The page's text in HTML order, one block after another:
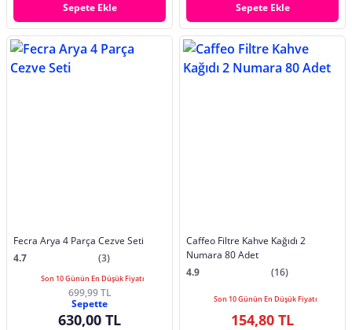
Sepete Ekle Sepete Ekle
Fecra Arya 4 Parça Cezve Seti
4.7
(3)
Son 10 Günün En Düşük Fiyatı
699,99 TL
Sepette
630,00 TL
Caffeo Filtre Kahve Kağıdı 2
Numara 80 Adet
4.9
(16)
Son 10 Günün En Düşük Fiyatı
154,80 TL